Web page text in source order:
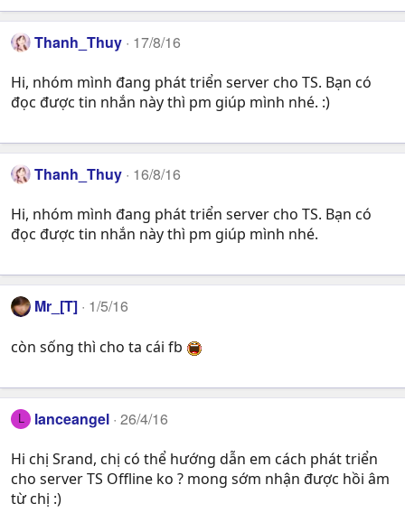
Thanh_Thuy 17/8/16
Hi, nhóm mình đang phát triển server cho TS. Bạn có
đọc được tin nhắn này thì pm giúp mình nhé. :)
Thanh_Thuy 16/8/16
Hi, nhóm mình đang phát triển server cho TS. Bạn có
đọc được tin nhắn này thì pm giúp mình nhé.
Mr_[T] 1/5/16
còn sống thì cho ta cái fb
L lanceangel 26/4/16
Hi chị Srand, chị có thể hướng dẫn em cách phát triển
cho server TS Offline ko ? mong sớm nhận được hồi âm
từ chị :)